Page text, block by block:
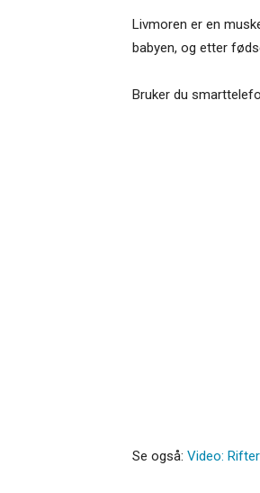
Livmoren er en
babyen, og etter
Bruker du
Se også: Video: